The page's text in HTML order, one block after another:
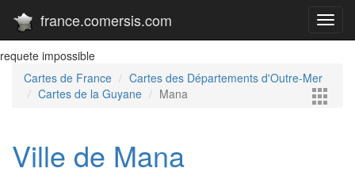
requete impossible
france.comersis.com
Cartes de France
Cartes des Départements d'Outre-Mer
Cartes de la Guyane
Mana
Ville de Mana